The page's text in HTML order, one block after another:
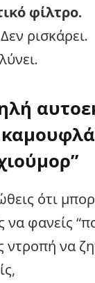
φίλτρο.
ρισκάρει.
ότι
να φανείς
ντροπή να